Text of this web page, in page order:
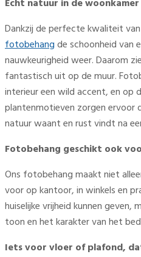
Echt natuur in de woonkamer
Dankzij de perfecte kwaliteit
fotobehangde schoonheid van
nauwkeurigheid weer. Daarom
fantastisch uit op de muur.
interieur een wild accent, en op
plantenmotieven zorgen ervoor
natuur waant en rust vindt na
Fotobehang geschikt ook
Ons fotobehang maakt niet
voor op kantoor, in winkels en
huiselijke vrijheid kunnen geven,
toon en het karakter van het
Iets voor vloer of plafond,